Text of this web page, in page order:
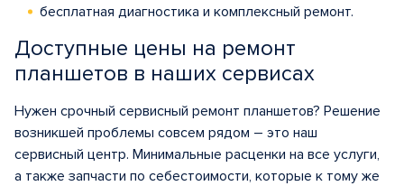
бесплатная диагностика и комплексный ремонт.
Доступные цены на ремонт
планшетов в наших сервисах
Нужен срочный сервисный ремонт планшетов? Решение
возникшей проблемы совсем рядом – это наш
сервисный центр. Минимальные расценки на все услуги,
а также запчасти по себестоимости, которые к тому же